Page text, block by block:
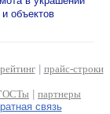
объектов
рейтинг| прайс-строки
партнеры
связь